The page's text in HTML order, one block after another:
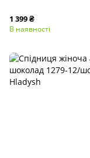
1 399 ₴
В наявності